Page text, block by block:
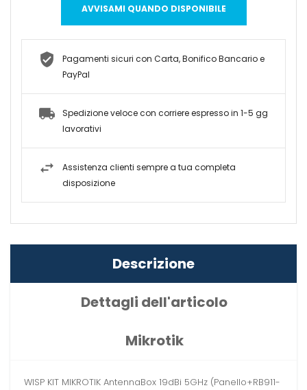
AVVISAMI QUANDO DISPONIBILE
Pagamenti sicuri con Carta, Bonifico Bancario e
PayPal
Spedizione veloce con corriere espresso in 1-5 gg
lavorativi
Assistenza clienti sempre a tua completa
disposizione
Descrizione
Dettagli dell'articolo
Mikrotik
WISP KIT MIKROTIK AntennaBox 19dBi 5GHz (Panello+RB911-